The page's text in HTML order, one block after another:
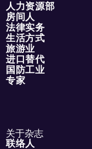
人力资源部
房间人
法律实务
生活方式
旅游业
进口替代
国防工业
专家
关于杂志
联络人